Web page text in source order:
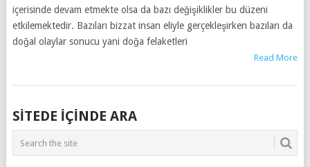
içerisinde devam etmekte olsa da bazı değişiklikler bu düzeni
etkilemektedir. Bazıları bizzat insan eliyle gerçekleşirken bazıları da
doğal olaylar sonucu yani doğa felaketleri
Read More
SITEDE IÇINDE ARA